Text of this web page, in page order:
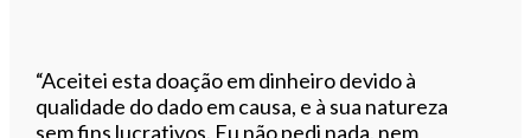
“Aceitei esta doação em dinheiro devido à
qualidade do dado em causa, e à sua natureza
sem fins lucrativos. Eu não pedi nada, nem